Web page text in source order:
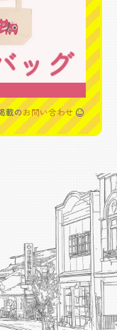
載のお問い合わせ